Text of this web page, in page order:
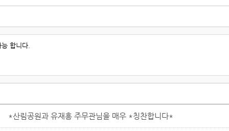
*산림공원과 유재흥 주무관님을 매우 *칭찬합니다*